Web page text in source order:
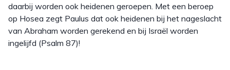
daarbij worden ook heidenen geroepen. Met een beroep
op Hosea zegt Paulus dat ook heidenen bij het nageslacht
van Abraham worden gerekend en bij Israël worden
ingelijfd (Psalm 87)!